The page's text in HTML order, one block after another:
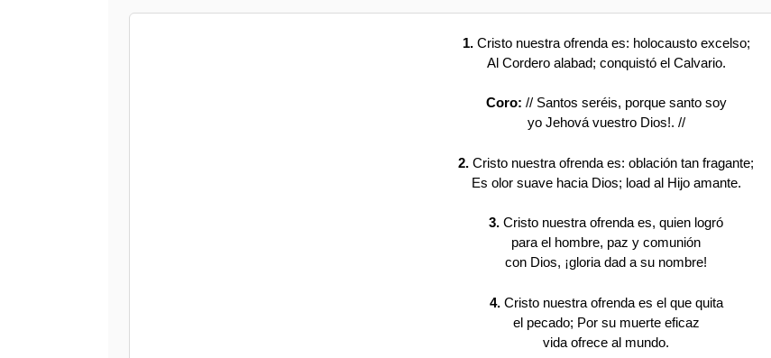
1.Cristo nuestra ofrenda es: holocausto excelso;
Al Cordero alabad; conquistó el Calvario.
Coro: // Santos seréis, porque santo soy
yo Jehová vuestro Dios!. //
2. Cristo nuestra ofrenda es: oblación tan fragante;
Es olor suave hacia Dios; load al Hijo amante.
3. Cristo nuestra ofrenda es, quien logró
para el hombre, paz y comunión
con Dios, ¡gloria dad a su nombre!
4.Cristo nuestra ofrenda es el que quita
el pecado; Por su muerte eficaz
vida ofrece al mundo.